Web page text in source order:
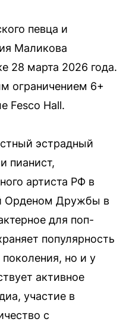
певца и
Маликова
28 марта 2026 года.
ограничением 6+
Fesco Hall.
эстрадный
пианист,
артиста РФ в
Орденом Дружбы в
для поп-
популярность
но и у
активное
участие в
с